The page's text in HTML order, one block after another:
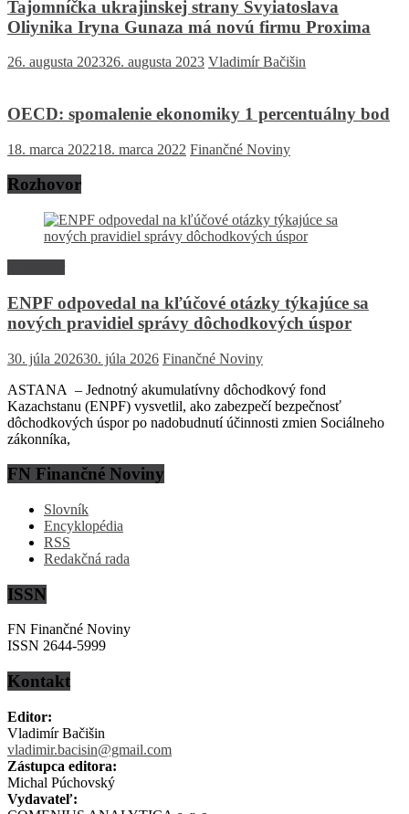
Tajomníčka ukrajinskej strany Svyiatoslava
Oliynika Iryna Gunaza má novú firmu Proxima
26. augusta 202326. augusta 2023 Vladimír Bačišin
OECD: spomalenie ekonomiky 1 percentuálny bod
18. marca 202218. marca 2022 Finančné Noviny
Rozhovor
ENPF odpovedal na kľúčové otázky týkajúce sa
nových pravidiel správy dôchodkových úspor
30. júla 202630. júla 2026 Finančné Noviny
ASTANA – Jednotný akumulatívny dôchodkový fond
Kazachstanu (ENPF) vysvetlil, ako zabezpečí bezpečnosť
dôchodkových úspor po nadobudnutí účinnosti zmien Sociálneho
zákonníka,
FN Finančné Noviny
Slovník
Encyklopédia
RSS
Redakčná rada
ISSN
FN Finančné Noviny
ISSN 2644-5999
Kontakt
Editor:
Vladimír Bačišin
vladimir.bacisin@gmail.com
Zástupca editora:
Michal Púchovský
Vydavateľ: